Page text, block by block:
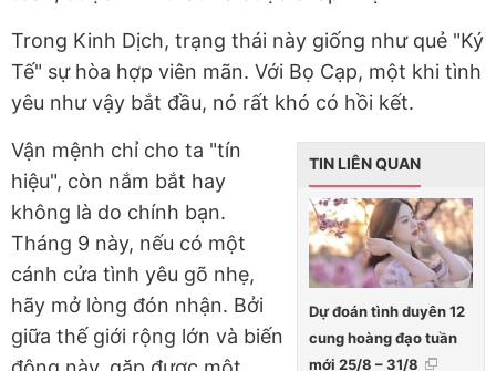
Trong Kinh Dịch, trạng thái này giống như quẻ "Ký
Tế" sự hòa hợp viên mãn. Với Bọ Cạp, một khi tình
yêu như vậy bắt đầu, nó rất khó có hồi kết.
TIN LIÊN QUAN
Dự đoán tình duyên 12
cung hoàng đạo tuần
mới 25/8 – 31/8
Vận mệnh chỉ cho ta "tín
hiệu", còn nắm bắt hay
không là do chính bạn.
Tháng 9 này, nếu có một
cánh cửa tình yêu gõ nhẹ,
hãy mở lòng đón nhận. Bởi
giữa thế giới rộng lớn và biến